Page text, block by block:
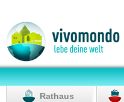
Rathaus